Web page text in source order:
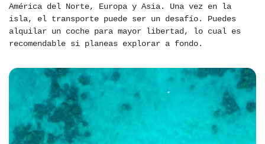
América del Norte, Europa y Asia. Una vez en la
isla, el transporte puede ser un desafío. Puedes
alquilar un coche para mayor libertad, lo cual es
recomendable si planeas explorar a fondo.